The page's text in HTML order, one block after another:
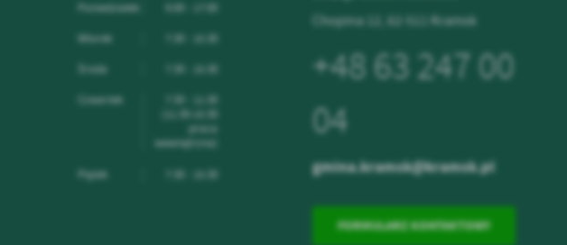
Poniedziałek
Wtorek
Środa
Czwartek
praca
wewnętrzna)
Piątek
Chopina 12, 62-511 Kramsk
+48 63 247 00
04
gmina.kramsk@kramsk.pl
FORMULARZ KONTAKTOWY